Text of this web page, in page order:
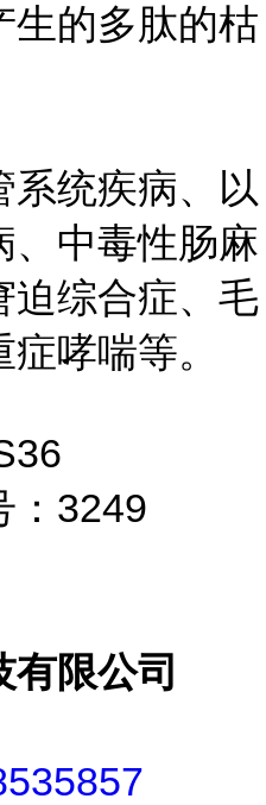
生的多肽的枯
系统疾病、以
、中毒性肠麻
迫综合症、毛
哮喘等。
：3249
有限公司